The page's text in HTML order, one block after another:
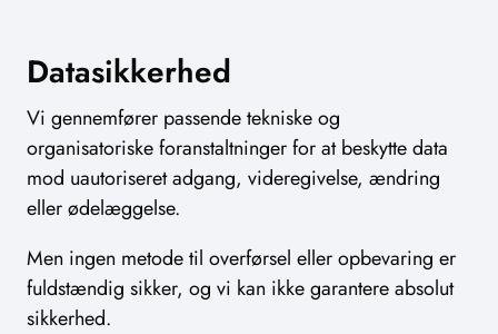
Datasikkerhed
Vi gennemfører passende tekniske og
organisatoriske foranstaltninger for at beskytte data
mod uautoriseret adgang, videregivelse, ændring
eller ødelæggelse.
Men ingen metode til overførsel eller opbevaring er
fuldstændig sikker, og vi kan ikke garantere absolut
sikkerhed.